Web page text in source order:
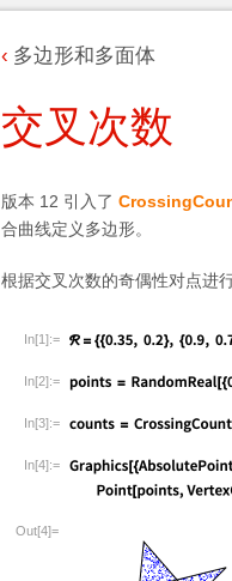
多边形和多面体
交叉次数
版本 12 引入了
合曲线定义多边形。
根据交叉次数的奇偶性对点进
In[1]:=
In[2]:=
In[3]:=
In[4]:=
Out[4]=